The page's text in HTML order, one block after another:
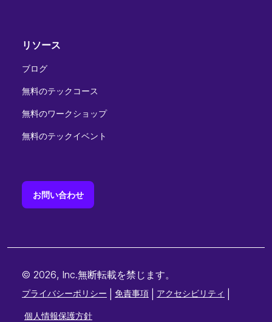
リソース
ブログ
無料のテックコース
無料のワークショップ
無料のテックイベント
お問い合わせ
© 2026, Inc.無断転載を禁じます。
プライバシーポリシー 免責事項 アクセシビリティ
個人情報保護方針